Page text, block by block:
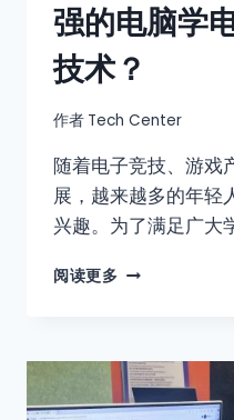
强的电脑学
技术？
作者 Tech Center
随着电子竞技、游戏
展，越来越多的年轻
兴趣。为了满足广大
阅读更多